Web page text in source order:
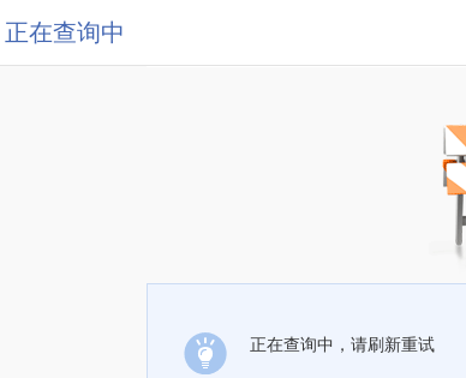
正在查询中
正在查询中，请刷新重试